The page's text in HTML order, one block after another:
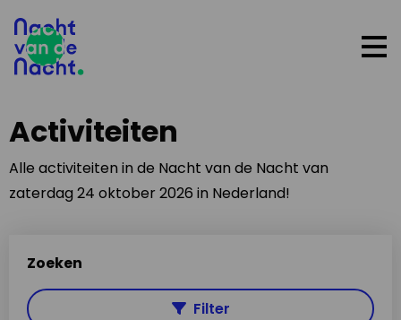
Activiteiten
Alle activiteiten in de Nacht van de Nacht van
zaterdag 24 oktober 2026 in Nederland!
Zoeken
Filter